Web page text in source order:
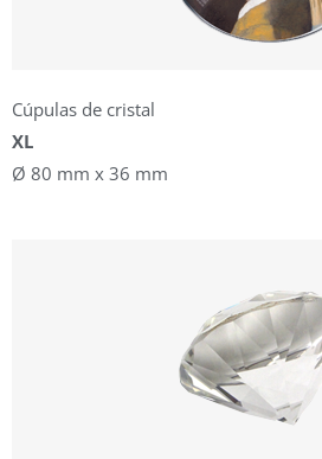
Cúpulas de cristal
XL
Ø 80 mm x 36 mm